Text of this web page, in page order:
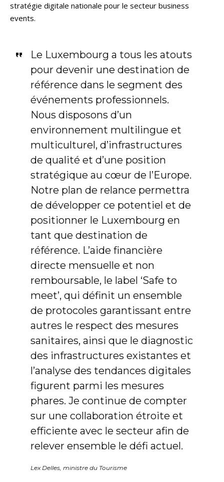
stratégie digitale nationale pour le secteur business
events.
Le Luxembourg a tous les atouts
pour devenir une destination de
référence dans le segment des
événements professionnels.
Nous disposons d’un
environnement multilingue et
multiculturel, d’infrastructures
de qualité et d’une position
stratégique au cœur de l’Europe.
Notre plan de relance permettra
de développer ce potentiel et de
positionner le Luxembourg en
tant que destination de
référence. L’aide financière
directe mensuelle et non
remboursable, le label ‘Safe to
meet’, qui définit un ensemble
de protocoles garantissant entre
autres le respect des mesures
sanitaires, ainsi que le diagnostic
des infrastructures existantes et
l’analyse des tendances digitales
figurent parmi les mesures
phares. Je continue de compter
sur une collaboration étroite et
efficiente avec le secteur afin de
relever ensemble le défi actuel.
Lex Delles, ministre du Tourisme